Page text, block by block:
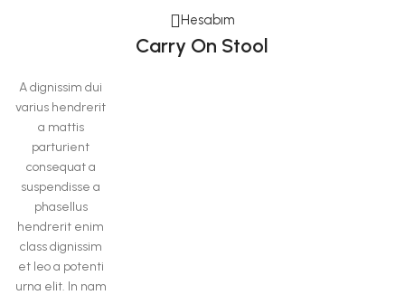
Carry On Stool
A dignissim dui
varius hendrerit
a mattis
parturient
consequat a
suspendisse a
phasellus
hendrerit enim
class dignissim
et leo a potenti
urna elit. In nam
Hesabım